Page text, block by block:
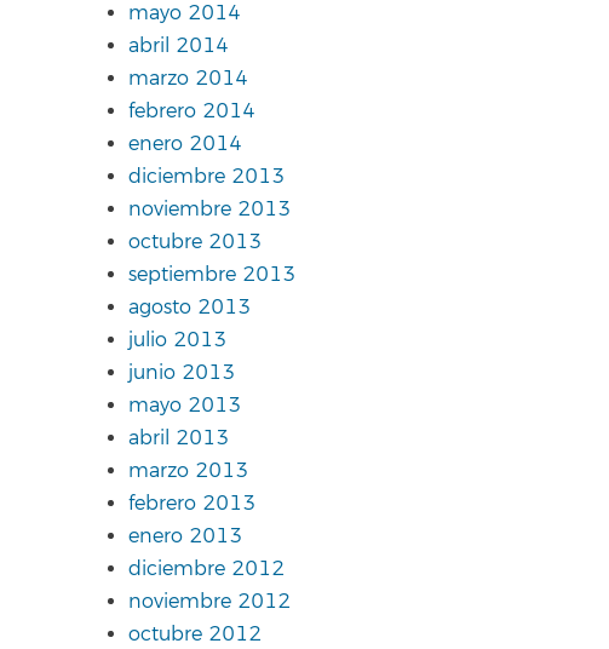
mayo 2014
abril 2014
marzo 2014
febrero 2014
enero 2014
diciembre 2013
noviembre 2013
octubre 2013
septiembre 2013
agosto 2013
julio 2013
junio 2013
mayo 2013
abril 2013
marzo 2013
febrero 2013
enero 2013
diciembre 2012
noviembre 2012
octubre 2012